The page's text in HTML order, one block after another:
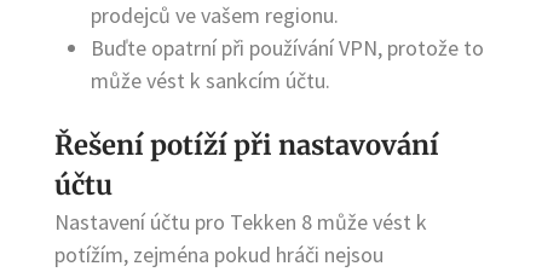
prodejců ve vašem regionu.
Buďte opatrní při používání VPN, protože to
může vést k sankcím účtu.
Řešení potíží při nastavování
účtu
Nastavení účtu pro Tekken 8 může vést k
potížím, zejména pokud hráči nejsou